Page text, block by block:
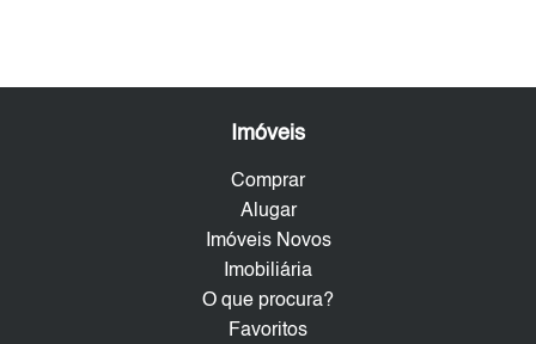
Imóveis
Comprar
Alugar
Imóveis Novos
Imobiliária
O que procura?
Favoritos